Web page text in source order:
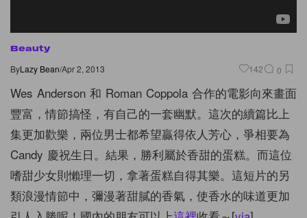
Beauty
ByLazy Bean/Apr 2, 2013 142 0
Wes Anderson 和 Roman Coppola 合作的電影向來畫面
豐富，情節搞怪，有自己的一套幽默。這次的續篇比上
集更加歡樂，兩位男士都希望贏得依人芳心，爭相要為
Candy 慶祝生日。結果，勝利屬於香甜的蛋糕。而這位
嗜甜少女則懶理一切，拿著蛋糕自得其樂。這短片的另
類浪漫情節中，彌漫著甜膩的香氣，使香水的味道更加